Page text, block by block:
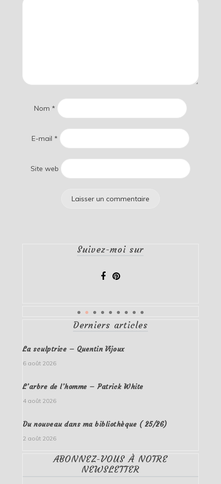
Nom *
E-mail *
Site web
Suivez-moi sur
Derniers articles
La sculptrice – Quentin Vijoux
6 août 2026
L’arbre de l’homme – Patrick White
4 août 2026
Du nouveau dans ma bibliothèque ( 25/26)
2 août 2026
ABONNEZ-VOUS À NOTRE
NEWSLETTER